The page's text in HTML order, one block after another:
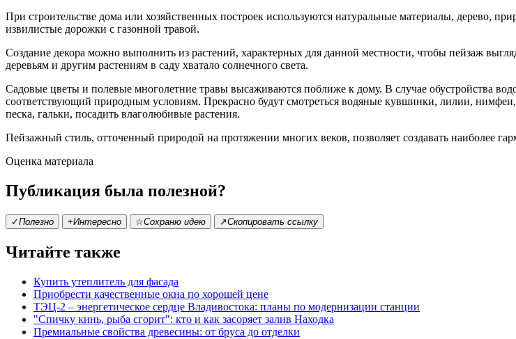
При строительстве дома или хозяйственных построек используются натуральные материалы, дерево,
извилистые дорожки с газонной травой.
Создание декора можно выполнить из растений, характерных для данной местности, чтобы пейзаж
деревьям и другим растениям в саду хватало солнечного света.
Садовые цветы и полевые многолетние травы высаживаются поближе к дому. В случае обустройства
соответствующий природным условиям. Прекрасно будут смотреться водяные кувшинки, лилии,
песка, гальки, посадить влаголюбивые растения.
Пейзажный стиль, отточенный природой на протяжении многих веков, позволяет создавать наиболее
Оценка материала
Публикация была полезной?
✓Полезно +Интересно ☆Сохраню идею ↗Скопировать ссылку
Читайте также
Купить утеплитель для фасада
Приобрести качественные окна по хорошей цене
ТЭЦ-2 – энергетическое сердце Владивостока: планы по модернизации станции
"Спичку кинь, рыба сгорит": кто и как засоряет залив Находка
Премиальные свойства древесины: от бруса до отделки